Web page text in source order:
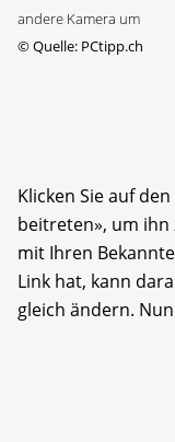
andere Kamera um
©Quelle: PCtipp.ch
Klicken Sie auf
beitreten», um ihn
mit Ihren
Link hat, kann
gleich ändern.